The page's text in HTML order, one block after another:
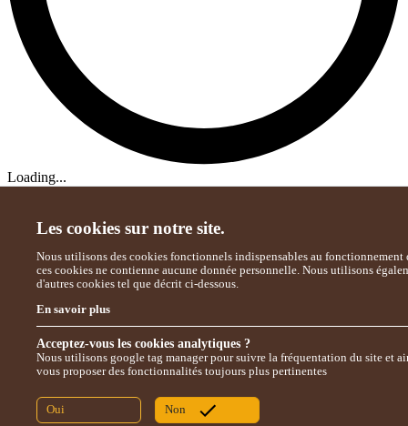
Les cookies sur notre site.
Nous utilisons des cookies fonctionnels indispensables au fonctionnement
ces cookies ne contienne aucune donnée personnelle. Nous utilisons
d'autres cookies tel que décrit ci-dessous.
En savoir plus
Oui Non
Acceptez-vous les cookies analytiques ?
Nous utilisons google tag manager pour suivre la fréquentation du site et
vous proposer des fonctionnalités toujours plus pertinentes
Loading...